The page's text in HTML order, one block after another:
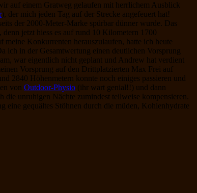
auf einem Gratweg gelaufen mit herrlichem Ausblick
), der mich jeden Tag auf der Strecke angefeuert hat!
der 2000-Meter-Marke spürbar dünner wurde. Das
jetzt hiess es auf rund 10 Kilometern 1700
meine Konkurrenten herauszulaufen, hatte ich heute
ich in der Gesamtwertung einen deutlichen Vorsprung
war eigentlich nicht geplant und Andrew hat verdient
Vorsprung auf den Drittplatzierten Max Frei auf
2840 Höhenmetern konnte noch einiges passieren und
von Outdoor-Physio (ihr wart genial!!) und dann
unruhigen Nächte zumindest teilweise kompensieren.
eine gequältes Stöhnen durch die müden, Kohlenhydrate